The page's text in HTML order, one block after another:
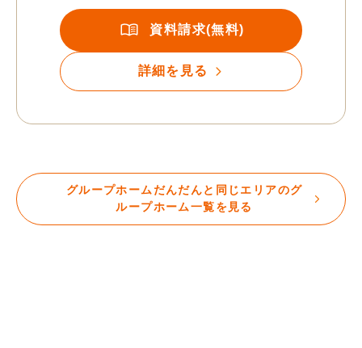
資料請求(無料)
詳細を見る
グループホームだんだんと同じエリアのグ
ループホーム一覧を見る